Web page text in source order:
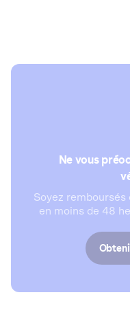
Ne vous
Soyez
en moins de 48